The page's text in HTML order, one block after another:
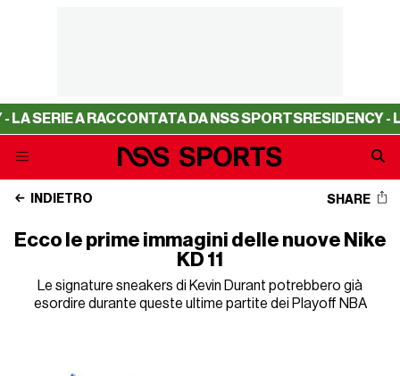
A RACCONTATA DA NSS SPORTSRESIDENCY - LA
INDIETRO SHARE
Ecco le prime immagini delle nuove Nike
KD 11
Le signature sneakers di Kevin Durant potrebbero già
esordire durante queste ultime partite dei Playoff NBA